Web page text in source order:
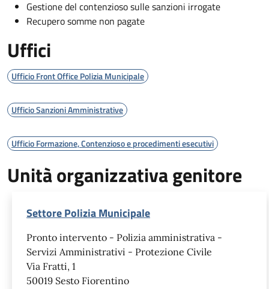
Gestione del contenzioso sulle sanzioni irrogate
Recupero somme non pagate
Uffici
Ufficio Front Office Polizia Municipale
Ufficio Sanzioni Amministrative
Ufficio Formazione, Contenzioso e procedimenti esecutivi
Unità organizzativa genitore
Settore Polizia Municipale
Pronto intervento - Polizia amministrativa -
Servizi Amministrativi - Protezione Civile
Via Fratti, 1
50019 Sesto Fiorentino